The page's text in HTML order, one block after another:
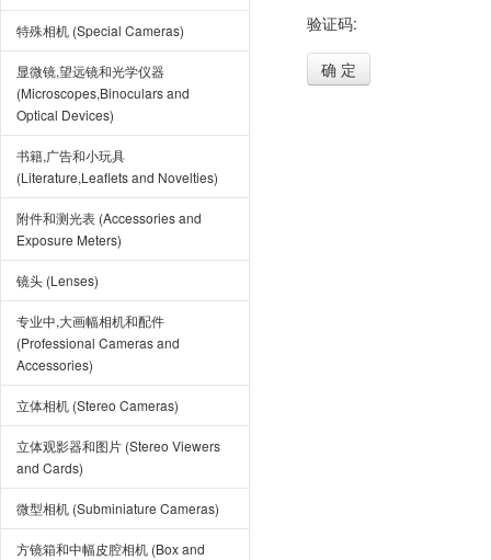
特殊相机 (Special Cameras)
显微镜,望远镜和光学仪器
(Microscopes,Binoculars and
Optical Devices)
书籍,广告和小玩具
(Literature,Leaflets and Novelties)
附件和测光表 (Accessories and
Exposure Meters)
镜头 (Lenses)
专业中,大画幅相机和配件
(Professional Cameras and
Accessories)
立体相机 (Stereo Cameras)
立体观影器和图片 (Stereo Viewers
and Cards)
微型相机 (Subminiature Cameras)
方镜箱和中幅皮腔相机 (Box and
验证码:
确 定